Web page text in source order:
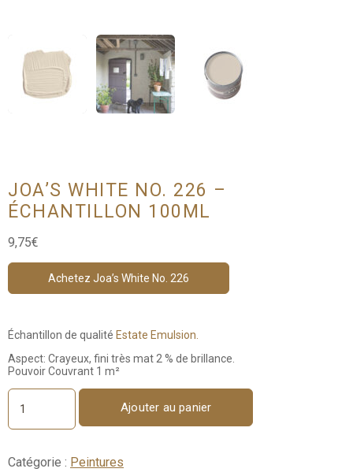
JOA’S WHITE NO. 226 –
ÉCHANTILLON 100ML
9,75€
Achetez Joa’s White No. 226
Échantillon de qualité Estate Emulsion.
Aspect: Crayeux, fini très mat 2 % de brillance.
Pouvoir Couvrant 1 m²
quantité
de
White
Ajouter au panier
Catégorie : Peintures